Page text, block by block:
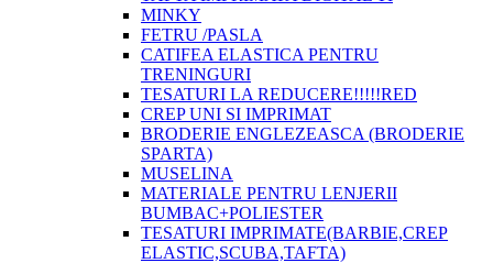
MINKY
FETRU /PASLA
CATIFEA ELASTICA PENTRU
TRENINGURI
TESATURI LA REDUCERE!!!!!RED
CREP UNI SI IMPRIMAT
BRODERIE ENGLEZEASCA (BRODERIE
SPARTA)
MUSELINA
MATERIALE PENTRU LENJERII
BUMBAC+POLIESTER
TESATURI IMPRIMATE(BARBIE,CREP
ELASTIC,SCUBA,TAFTA)